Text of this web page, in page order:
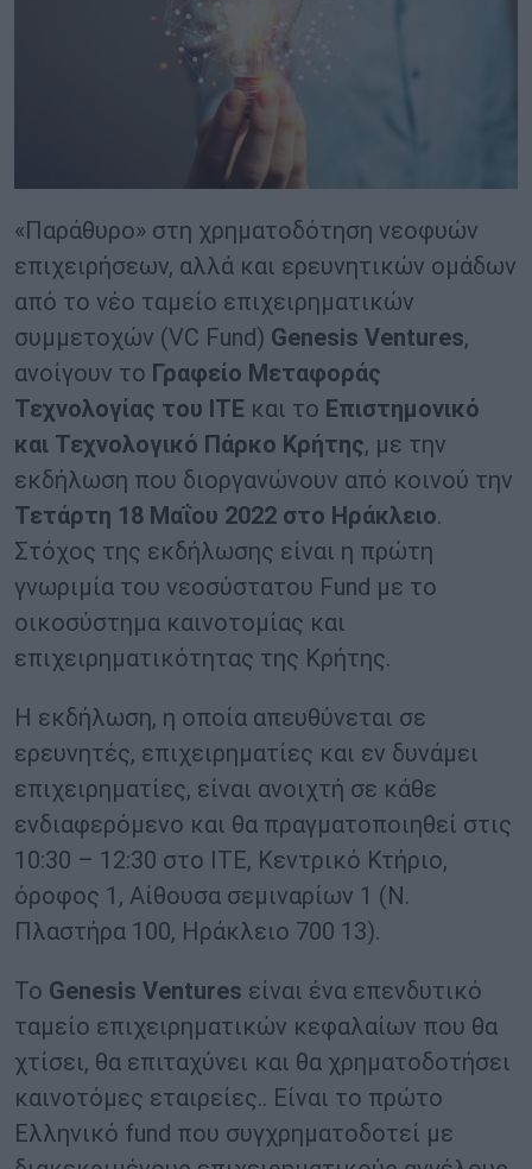
«Παράθυρο» στη χρηματοδότηση νεοφυών
επιχειρήσεων, αλλά και ερευνητικών ομάδων
από το νέο ταμείο επιχειρηματικών
συμμετοχών (VC Fund) Genesis Ventures,
ανοίγουν το Γραφείο Μεταφοράς
Τεχνολογίας του ΙΤΕ και το Επιστημονικό
και Τεχνολογικό Πάρκο Κρήτης, με την
εκδήλωση που διοργανώνουν από κοινού την
Τετάρτη 18 Μαΐου 2022 στο Ηράκλειο.
Στόχος της εκδήλωσης είναι η πρώτη
γνωριμία του νεοσύστατου Fund με το
οικοσύστημα καινοτομίας και
επιχειρηματικότητας της Κρήτης.
Η εκδήλωση, η οποία απευθύνεται σε
ερευνητές, επιχειρηματίες και εν δυνάμει
επιχειρηματίες, είναι ανοιχτή σε κάθε
ενδιαφερόμενο και θα πραγματοποιηθεί στις
10:30 – 12:30 στο ΙΤΕ, Κεντρικό Κτήριο,
όροφος 1, Αίθουσα σεμιναρίων 1 (Ν.
Πλαστήρα 100, Ηράκλειο 700 13).
Το Genesis Ventures είναι ένα επενδυτικό
ταμείο επιχειρηματικών κεφαλαίων που θα
χτίσει, θα επιταχύνει και θα χρηματοδοτήσει
καινοτόμες εταιρείες.. Είναι το πρώτο
Ελληνικό fund που συγχρηματοδοτεί με